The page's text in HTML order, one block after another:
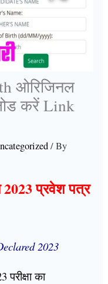
ओरिजिनल
करें Link
/ By
2023 प्रवेश पत्र
2023
परीक्षा का